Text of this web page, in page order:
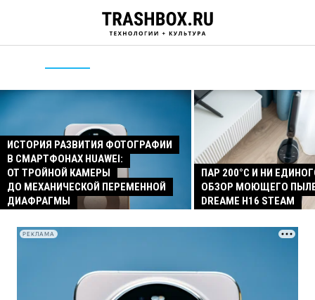
ИСТОРИЯ РАЗВИТИЯ ФОТОГРАФИИ
В СМАРТФОНАХ HUAWEI:
ОТ ТРОЙНОЙ КАМЕРЫ
ДО МЕХАНИЧЕСКОЙ ПЕРЕМЕННОЙ
ДИАФРАГМЫ
ПАР 200°C И НИ
ОБЗОР МОЮЩЕГО
DREAME H16 STEAM
РЕКЛАМА